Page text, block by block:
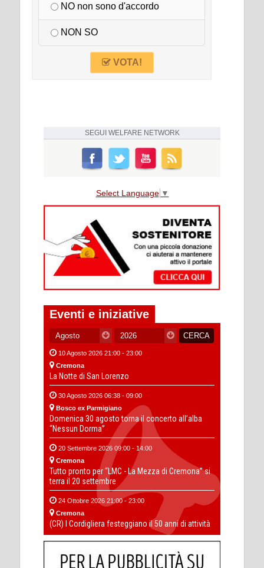
NO non sono d'accordo
NON SO
VOTA!
SEGUI WELFARE NETWORK
Select Language ▼
Eventi e iniziative
10 Agosto 2026 21:00 - 23:00
Cremona
La Notte di San Lorenzo
30 Agosto 2026 06:38 - 09:00
Bosco ex Parmigiano
Domenica 30 agosto torna il concerto all’alba
“Nessun Dorma”
20 Settembre 2026 09:00 - 14:00
Cremona
Tutto pronto per “LMC - La Mezza di Cremona” si
terra il 20 settembre
24 Ottobre 2026 21:00 - 23:00
Cremona
(CR) I Cordigliera festeggiano il 50 anni di attività